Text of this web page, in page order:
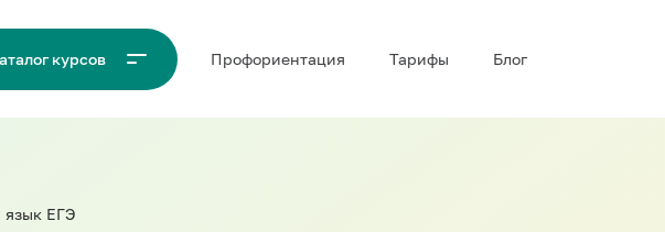
курсов Проф‌ориентация Тарифы Блог
язык ЕГЭ